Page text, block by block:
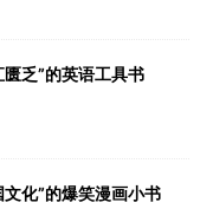
乏”的英语工具书
化”的爆笑漫画小书